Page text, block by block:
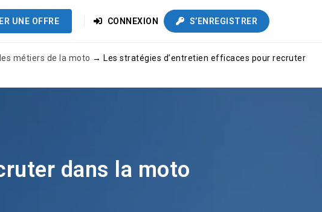
UNE OFFRE CONNEXION S’ENREGISTRER
métiers de la moto → Les stratégies d’entretien efficaces pour recruter
dans la moto